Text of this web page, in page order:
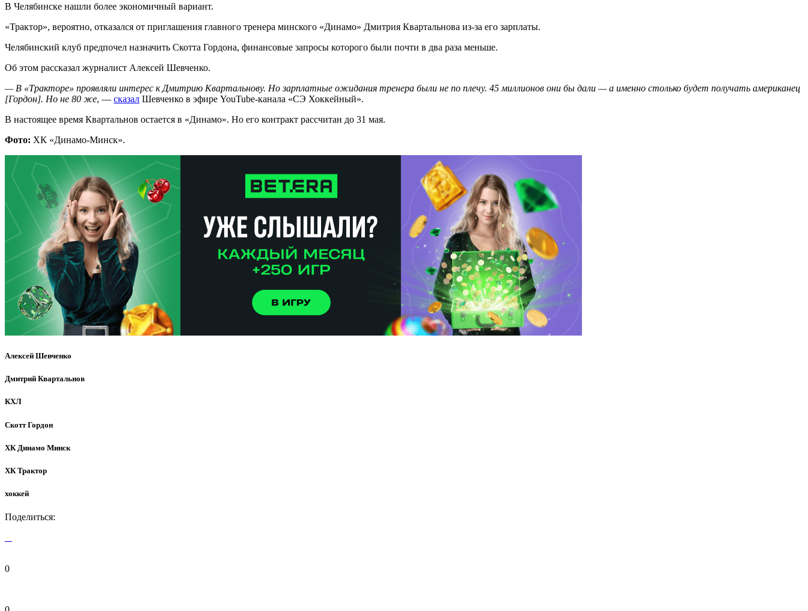
В Челябинске нашли более экономичный вариант.
«Трактор», вероятно, отказался от приглашения главного тренера минского «Динамо» Дмитрия Квартальнова из-за его зарплаты.
Челябинский клуб предпочел назначить Скотта Гордона, финансовые запросы которого были почти в два раза меньше.
Об этом рассказал журналист Алексей Шевченко.
— В «Тракторе» проявляли интерес к Дмитрию Квартальнову. Но зарплатные ожидания тренера были не по плечу. 45 миллионов они бы дали — а именно столько будет получать американец
[Гордон]. Но не 80 же, — сказал Шевченко в эфире YouTube-канала «СЭ Хоккейный».
В настоящее время Квартальнов остается в «Динамо». Но его контракт рассчитан до 31 мая.
Фото: ХК «Динамо-Минск».
Алексей Шевченко
Дмитрий Квартальнов
КХЛ
Скотт Гордон
ХК Динамо Минск
ХК Трактор
хоккей
Поделиться:
0